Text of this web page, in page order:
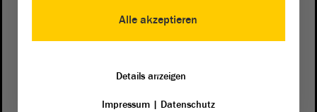
von Sachsen-Anhalt
Alle akzeptieren
Details anzeigen
Impressum| Datenschutz